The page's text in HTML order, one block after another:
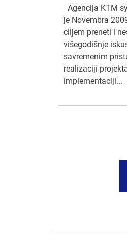
Agencija KTM
je Novembra
ciljem preneti i
višegodišnje
savremenim
realizaciji
implementaciji...